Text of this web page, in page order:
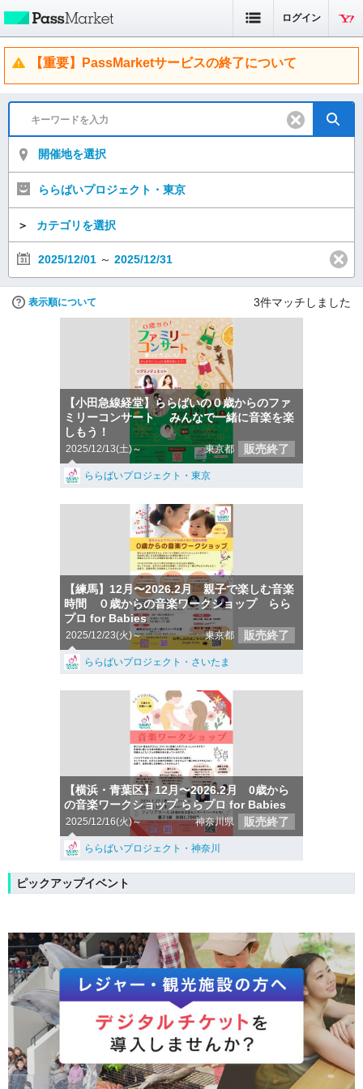
ログイン
【重要】PassMarketサービスの終了について
開催地を選択
ららばいプロジェクト・東京
＞ カテゴリを選択
2025/12/01 ～ 2025/12/31
表示順について 3件マッチしました
【小田急線経堂】ららばいの０歳からのファ
ミリーコンサート みんなで一緒に音楽を楽
しもう！
2025/12/13(土)～ 東京都 販売終了
ららばいプロジェクト・東京
【練馬】12月〜2026.2月 親子で楽しむ音楽
時間 ０歳からの音楽ワークショップ らら
プロ for Babies
2025/12/23(火)～ 東京都 販売終了
ららばいプロジェクト・さいたま
【横浜・青葉区】12月〜2026.2月 0歳から
の音楽ワークショップ ららプロ for Babies
2025/12/16(火)～ 神奈川県 販売終了
ららばいプロジェクト・神奈川
ピックアップイベント